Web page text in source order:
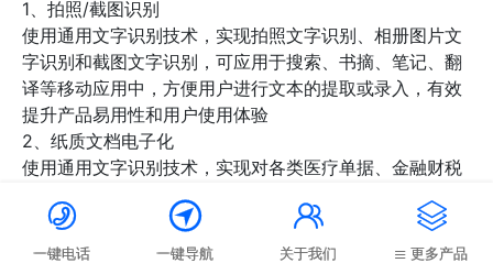
1、拍照/截图识别
使用通用文字识别技术，实现拍照文字识别、相册图片文
字识别和截图文字识别，可应用于搜索、书摘、笔记、翻
译等移动应用中，方便用户进行文本的提取或录入，有效
提升产品易用性和用户使用体验
2、纸质文档电子化
使用通用文字识别技术，实现对各类医疗单据、金融财税
的位置信息以便于进行比对、结构化等处理，可满足医
疗、金融、政务、法务、教育等行业文档快速录入、存档

一键电话

一键导航

关于我们

更多产品